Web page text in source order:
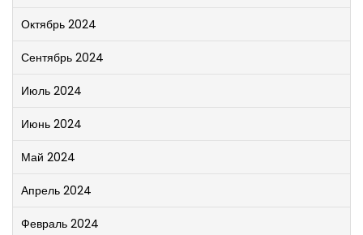
Октябрь 2024
Сентябрь 2024
Июль 2024
Июнь 2024
Май 2024
Апрель 2024
Февраль 2024